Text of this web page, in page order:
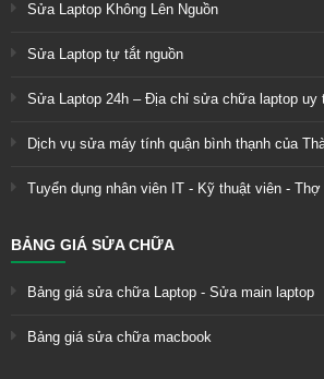
Sửa Laptop Không Lên Nguồn
Sửa Laptop tự tắt nguồn
Sửa Laptop 24h – Địa chỉ sửa chữa laptop uy
Dịch vụ sửa máy tính quận bình thạnh của
Tuyển dụng nhân viên IT - Kỹ thuật viên -
BẢNG GIÁ SỬA CHỮA
Bảng giá sửa chữa Laptop - Sửa main laptop
Bảng giá sửa chữa macbook